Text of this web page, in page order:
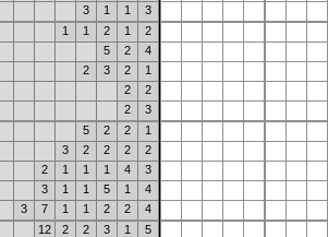
3
1 1
3
1
1 2 1
2
5
2
4
2
3 2
1
2
2
2
3
5
2 2
1
3
2 2 2
2
2
1 1 1 4
3
3
1 1 5 1
4
3
7 1 1 2 2
4
12
2 2 3 1
5